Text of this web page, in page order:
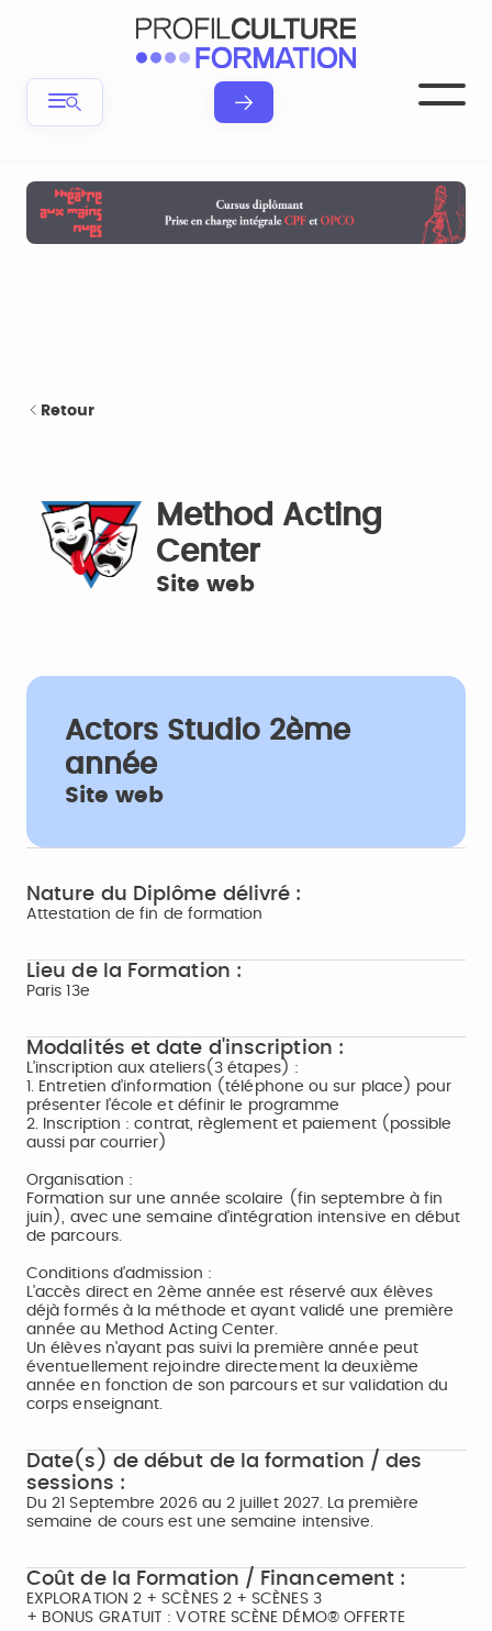
Retour
Method Acting
Center
Site web
Actors Studio 2ème
année
Site web
Nature du Diplôme délivré :
Attestation de fin de formation
Lieu de la Formation :
Paris 13e
Modalités et date d'inscription :
L’inscription aux ateliers(3 étapes) :
1. Entretien d’information (téléphone ou sur place) pour
présenter l’école et définir le programme
2. Inscription : contrat, règlement et paiement (possible
aussi par courrier)
Organisation :
Formation sur une année scolaire (fin septembre à fin
juin), avec une semaine d’intégration intensive en début
de parcours.
Conditions d’admission :
L’accès direct en 2ème année est réservé aux élèves
déjà formés à la méthode et ayant validé une première
année au Method Acting Center.
Un élèves n'ayant pas suivi la première année peut
éventuellement rejoindre directement la deuxième
année en fonction de son parcours et sur validation du
corps enseignant.
Date(s) de début de la formation / des
sessions :
Du 21 Septembre 2026 au 2 juillet 2027. La première
semaine de cours est une semaine intensive.
Coût de la Formation / Financement :
EXPLORATION 2 + SCÈNES 2 + SCÈNES 3
+ BONUS GRATUIT : VOTRE SCÈNE DÉMO® OFFERTE